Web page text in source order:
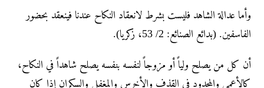
وأما عدالة الشاهد فليست بشرط لانعقاد النكاح عندنا فينعقد بحضور
الفاسفين. (بدائع الصنائع: 2/ 53، زكريا).
أن كل من يصلح ولياً أو مزوجاً لنفسه بنفسه يصلح شاهداً في النكاح،
كالأعمى والمحدود في القذف والأخرس والمغفل والسكران إذا كان